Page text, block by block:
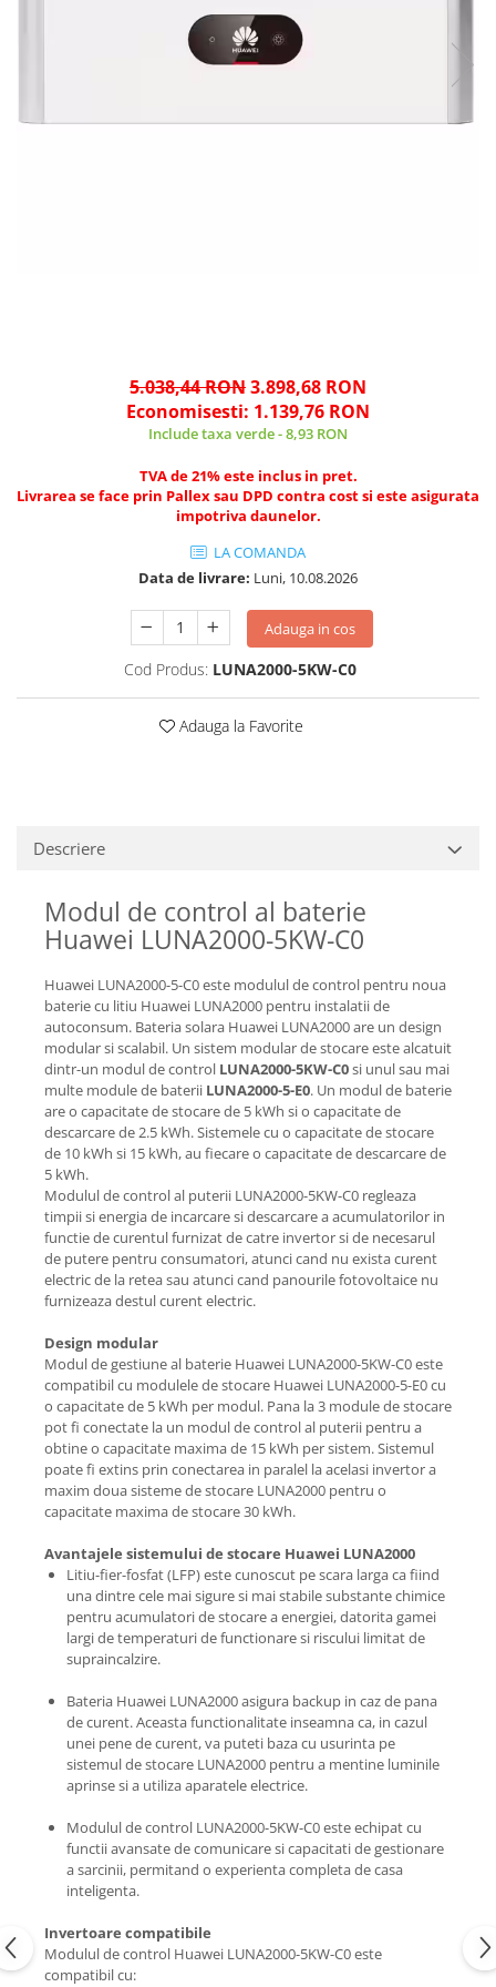
5.038,44 RON3.898,68 RON
Economisesti: 1.139,76 RON
Include taxa verde - 8,93 RON
TVA de 21% este inclus in pret.
Livrarea se face prin Pallex sau DPD contra cost si este asigurata
impotriva daunelor.
LA COMANDA
Data de livrare: Luni, 10.08.2026
Adauga in cos
Cod Produs: LUNA2000-5KW-C0
Adauga la Favorite
Descriere
Modul de control al baterie
Huawei LUNA2000-5KW-C0
Huawei LUNA2000-5-C0 este modulul de control pentru noua
baterie cu litiu Huawei LUNA2000 pentru instalatii de
autoconsum. Bateria solara Huawei LUNA2000 are un design
modular si scalabil. Un sistem modular de stocare este alcatuit
dintr-un modul de control LUNA2000-5KW-C0si unul sau mai
multe module de baterii LUNA2000-5-E0. Un modul de baterie
are o capacitate de stocare de 5 kWh si o capacitate de
descarcare de 2.5 kWh. Sistemele cu o capacitate de stocare
de 10 kWh si 15 kWh, au fiecare o capacitate de descarcare de
5 kWh.
Modulul de control al puterii LUNA2000-5KW-C0 regleaza
timpii si energia de incarcare si descarcare a acumulatorilor in
functie de curentul furnizat de catre invertor si de necesarul
de putere pentru consumatori, atunci cand nu exista curent
electric de la retea sau atunci cand panourile fotovoltaice nu
furnizeaza destul curent electric.
Design modular
Modul de gestiune al baterie Huawei LUNA2000-5KW-C0 este
compatibil cu modulele de stocare Huawei LUNA2000-5-E0cu
o capacitate de 5 kWh per modul. Pana la 3 module de stocare
pot fi conectate la un modul de control al puterii pentru a
obtine o capacitate maxima de 15 kWh per sistem. Sistemul
poate fi extins prin conectarea in paralel la acelasi invertor a
maxim doua sisteme de stocare LUNA2000 pentru o
capacitate maxima de stocare 30 kWh.
Avantajele sistemului de stocare Huawei LUNA2000
Litiu-fier-fosfat (LFP) este cunoscut pe scara larga ca fiind
una dintre cele mai sigure si mai stabile substante chimice
pentru acumulatori de stocare a energiei, datorita gamei
largi de temperaturi de functionare si riscului limitat de
supraincalzire.
Bateria Huawei LUNA2000 asigura backup in caz de pana
de curent. Aceasta functionalitate inseamna ca, in cazul
unei pene de curent, va puteti baza cu usurinta pe
sistemul de stocare LUNA2000 pentru a mentine luminile
aprinse si a utiliza aparatele electrice.
Modulul de control LUNA2000-5KW-C0 este echipat cu
functii avansate de comunicare si capacitati de gestionare
a sarcinii, permitand o experienta completa de casa
inteligenta.
Invertoare compatibile
Modulul de control Huawei LUNA2000-5KW-C0 este
compatibil cu: